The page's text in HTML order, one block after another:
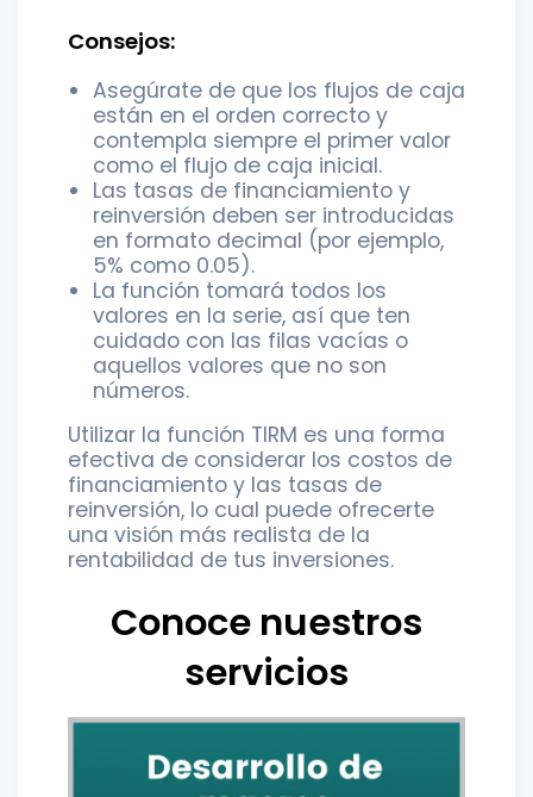
Consejos:
Asegúrate de que los flujos de caja
están en el orden correcto y
contempla siempre el primer valor
como el flujo de caja inicial.
Las tasas de financiamiento y
reinversión deben ser introducidas
en formato decimal (por ejemplo,
5% como 0.05).
La función tomará todos los
valores en la serie, así que ten
cuidado con las filas vacías o
aquellos valores que no son
números.
Utilizar la función TIRM es una forma
efectiva de considerar los costos de
financiamiento y las tasas de
reinversión, lo cual puede ofrecerte
una visión más realista de la
rentabilidad de tus inversiones.
Conoce nuestros
servicios